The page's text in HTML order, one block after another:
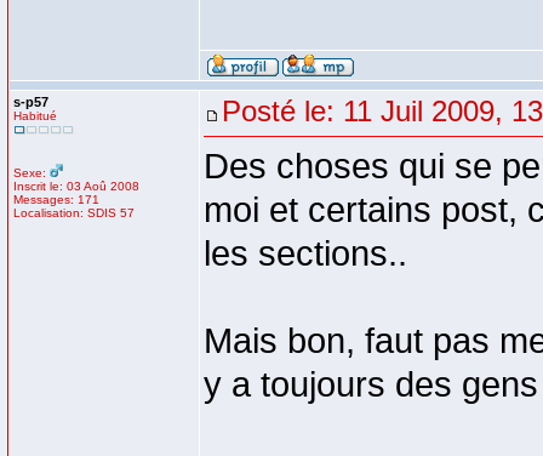
s-p57
Habitué
Sexe:
Inscrit le: 03 Aoû 2008
Messages: 171
Localisation: SDIS 57
Posté le: 11 Juil 2009,
Des choses qui se
moi et certains post,
les sections..
Mais bon, faut pas
y a toujours des